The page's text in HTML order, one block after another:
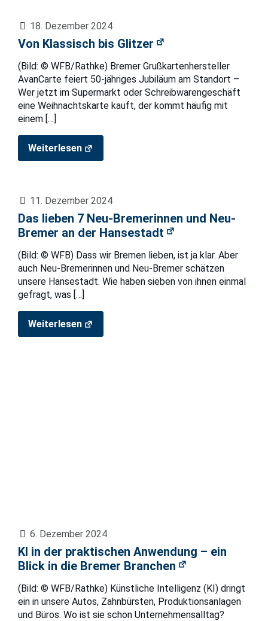
18. Dezember 2024
Von Klassisch bis Glitzer
(Bild: © WFB/Rathke) Bremer Grußkartenhersteller
AvanCarte feiert 50-jähriges Jubiläum am Standort –
Wer jetzt im Supermarkt oder Schreibwarengeschäft
eine Weihnachtskarte kauft, der kommt häufig mit
einem […]
Weiterlesen
11. Dezember 2024
Das lieben 7 Neu-Bremerinnen und Neu-
Bremer an der Hansestadt
(Bild: © WFB) Dass wir Bremen lieben, ist ja klar. Aber
auch Neu-Bremerinnen und Neu-Bremer schätzen
unsere Hansestadt. Wie haben sieben von ihnen einmal
gefragt, was […]
Weiterlesen
6. Dezember 2024
KI in der praktischen Anwendung – ein
Blick in die Bremer Branchen
(Bild: © WFB/Rathke) Künstliche Intelligenz (KI) dringt
ein in unsere Autos, Zahnbürsten, Produktionsanlagen
und Büros. Wo ist sie schon Unternehmensalltag?